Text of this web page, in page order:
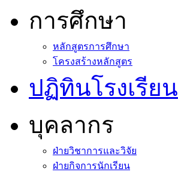
การศึกษา
หลักสูตรการศึกษา
โครงสร้างหลักสูตร
ปฏิทินโรงเรียน
บุคลากร
ฝ่ายวิชาการและวิจัย
ฝ่ายกิจการนักเรียน